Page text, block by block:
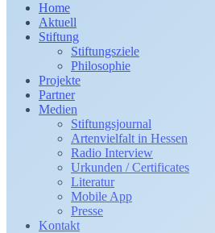
Home
Aktuell
Stiftung
Stiftungsziele
Philosophie
Projekte
Partner
Medien
Stiftungsjournal
Artenvielfalt in Hessen
Radio Interview
Urkunden / Certificates
Literatur
Mobile App
Presse
Kontakt